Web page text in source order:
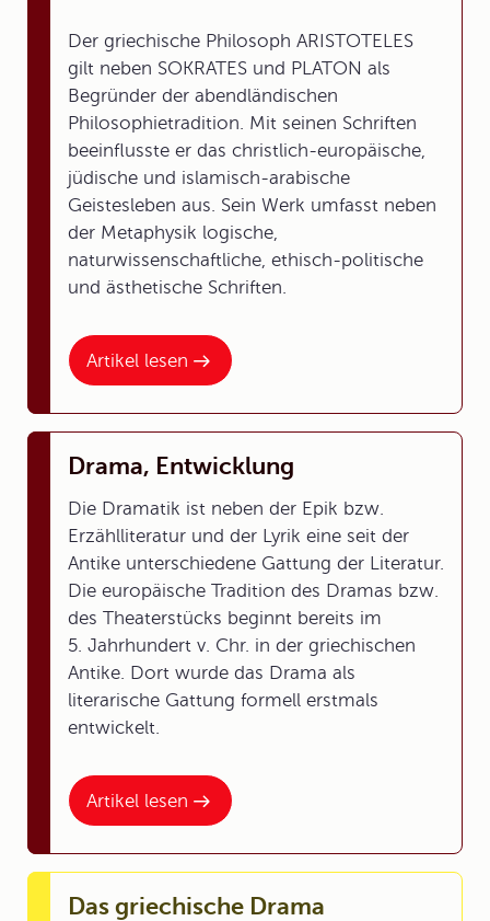
Artikel lesen
Der griechische Philosoph ARISTOTELES
gilt neben SOKRATES und PLATON als
Begründer der abendländischen
Philosophietradition. Mit seinen Schriften
beeinflusste er das christlich-europäische,
jüdische und islamisch-arabische
Geistesleben aus. Sein Werk umfasst neben
der Metaphysik logische,
naturwissenschaftliche, ethisch-politische
und ästhetische Schriften.
Artikel lesen
Drama, Entwicklung
Die Dramatik ist neben der Epik bzw.
Erzählliteratur und der Lyrik eine seit der
Antike unterschiedene Gattung der Literatur.
Die europäische Tradition des Dramas bzw.
des Theaterstücks beginnt bereits im
5. Jahrhundert v. Chr. in der griechischen
Antike. Dort wurde das Drama als
literarische Gattung formell erstmals
entwickelt.
Das griechische Drama